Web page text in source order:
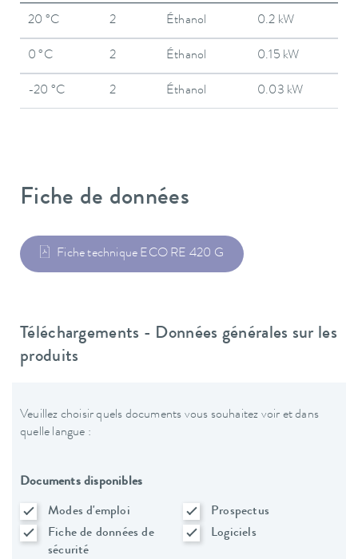
20 °C 2 Éthanol 0.2 kW
0 °C 2 Éthanol 0.15 kW
-20 °C 2 Éthanol 0.03 kW
Fiche de données
Fiche technique ECO RE 420 G
Téléchargements - Données générales sur les
produits
Veuillez choisir quels documents vous souhaitez voir et dans
quelle langue :
Documents disponibles
Modes d'emploi
Prospectus
Fiche de données de
sécurité
Logiciels